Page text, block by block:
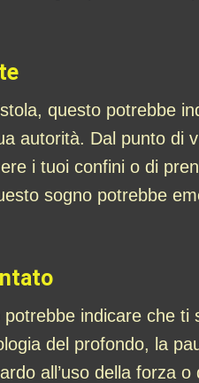
questo potrebbe
autorità. Dal punto di
i tuoi confini o di
sogno potrebbe
indicare che
del profondo, la
all’uso della forza